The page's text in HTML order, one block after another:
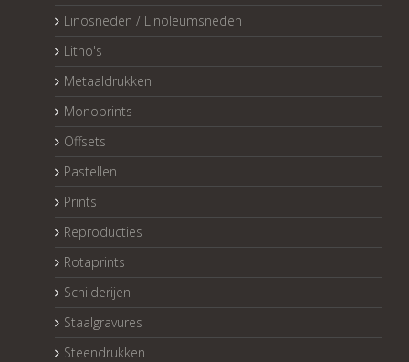
Linosneden / Linoleumsneden
Litho's
Metaaldrukken
Monoprints
Offsets
Pastellen
Prints
Reproducties
Rotaprints
Schilderijen
Staalgravures
Steendrukken